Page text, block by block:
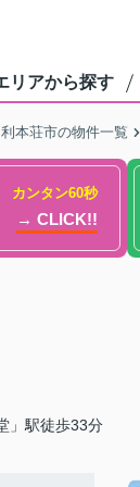
リアから探す
本荘市の物件一覧
カンタン60秒
→ CLICK!!
」駅徒歩33分